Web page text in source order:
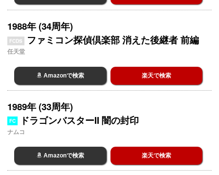
1988年 (34周年)
FCDS ファミコン探偵倶楽部 消えた後継者 前編
任天堂
Amazonで検索 楽天で検索
1989年 (33周年)
FC ドラゴンバスターII 闇の封印
ナムコ
Amazonで検索 楽天で検索